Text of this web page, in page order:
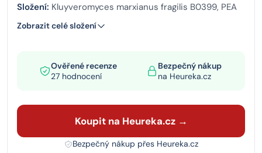
Složení: Kluyveromyces marxianus fragilis B0399, PEA
Zobrazit celé složení
Ověřené recenze
27 hodnocení
Bezpečný nákup
na Heureka.cz
Koupit na Heureka.cz →
Bezpečný nákup přes Heureka.cz